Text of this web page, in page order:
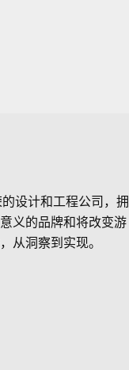
设计和工程公司，拥
义的品牌和将改变游
从洞察到实现。